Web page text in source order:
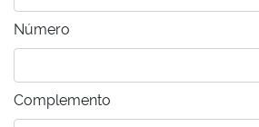
Número
Complemento